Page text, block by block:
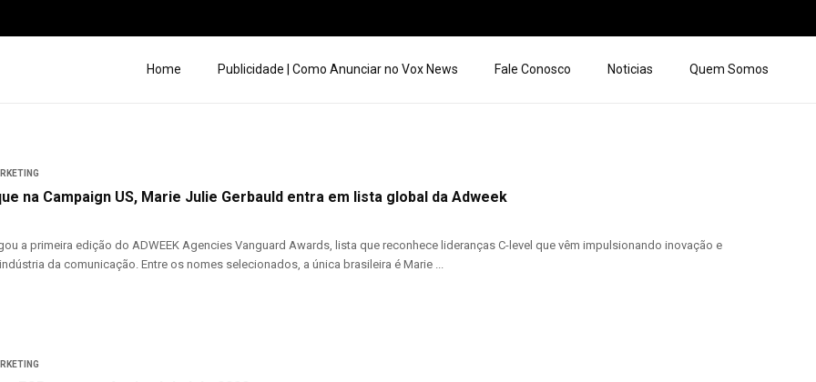
Home Publicidade | Como Anunciar no Vox News Fale Conosco Noticias Quem Somos
na Campaign US, Marie Julie Gerbauld entra em lista global da Adweek
a primeira edição do ADWEEK Agencies Vanguard Awards, lista que reconhece lideranças C-level que vêm impulsionando inovação e
da comunicação. Entre os nomes selecionados, a única brasileira é Marie ...